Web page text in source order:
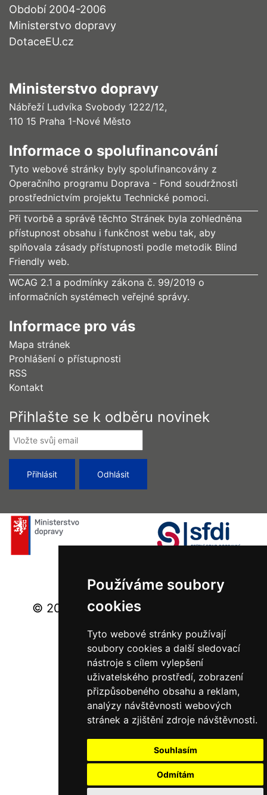
Používáme soubory
cookies
Tyto webové stránky používají
soubory cookies a další sledovací
nástroje s cílem vylepšení
uživatelského prostředí, zobrazení
přizpůsobeného obsahu a reklam,
analýzy návštěvnosti webových
stránek a zjištění zdroje návštěvnosti.
Souhlasím
Odmítám
Období 2004-2006
Ministerstvo dopravy
DotaceEU.cz
Ministerstvo dopravy
Nábřeží Ludvíka Svobody 1222/12,
110 15 Praha 1-Nové Město
Informace o spolufinancování
Tyto webové stránky byly spolufinancovány z
Operačního programu Doprava - Fond soudržnosti
prostřednictvím projektu Technické pomoci.
Při tvorbě a správě těchto Stránek byla zohledněna
přístupnost obsahu i funkčnost webu tak, aby
splňovala zásady přístupnosti podle metodik Blind
Friendly web.
WCAG 2.1 a podmínky zákona č. 99/2019 o
informačních systémech veřejné správy.
Informace pro vás
Mapa stránek
Prohlášení o přístupnosti
RSS
Kontakt
Přihlašte se k odběru novinek
© 2026 Ministerstvo dopravy - Všechna
práva vyhrazena.